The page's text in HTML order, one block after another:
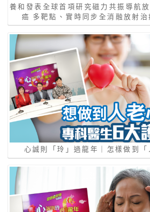
養和發表全球首項研究磁力共振導航
癌 多靶點、實時同步全消融放射
心誠則「玲」過龍年｜怎樣做到「